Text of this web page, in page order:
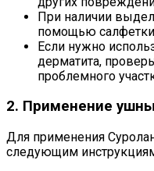
При наличии
помощью салфетки
Если нужно
дерматита,
проблемного
2. Применение
Для применения
следующим